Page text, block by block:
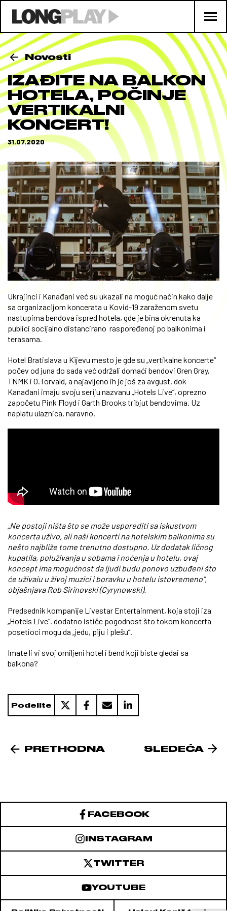
Novosti
IZAĐITE NA BALKON
HOTELA, POČINJE
VERTIKALNI
KONCERT!
31.07.2020
Ukrajinci i Kanađani već su ukazali na moguć način kako dalje
sa organizacijom koncerata u Kovid-19 zaraženom svetu
nastupima bendova ispred hotela, gde je bina okrenuta ka
publici socijalno distancirano raspoređenoj po balkonima i
terasama.
Hotel Bratislava u Kijevu mesto je gde su „vertikalne koncerte“
počev od juna do sada već održali domaći bendovi Gren Gray,
TNMK i O.Torvald, a najavljeno ih je još za avgust, dok
Kanađani imaju svoju seriju nazvanu „Hotels Live“, oprezno
započetu Pink Floyd i Garth Brooks tribjut bendovima. Uz
naplatu ulaznica, naravno.
„Ne postoji ništa što se može usporediti sa iskustvom
koncerta uživo, ali naši koncerti na hotelskim balkonima su
nešto najbliže tome trenutno dostupno. Uz dodatak ličnog
kupatila, poluživanja u sobama i noćenja u hotelu, ovaj
koncept ima mogućnost da ljudi budu ponovo uzbuđeni što
će uživaiu u živoj muzici i boravku u hotelu istovremeno“,
objašnjava Rob Sirinovski (Cyrynowski).
Predsednik kompanije Livestar Entertainment, koja stoji iza
„Hotels Live“. dodatno ističe pogodnost što tokom koncerta
posetioci mogu da „jedu, piju i plešu“.
Imate li vi svoj omiljeni hotel i bend koji biste gledai sa
balkona?
Podelite
PRETHODNA SLEDEĆA
FACEBOOK
INSTAGRAM
TWITTER
YOUTUBE